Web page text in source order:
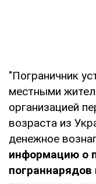
"Пограничник
местными
организацией
возраста из
денежное
информацию о